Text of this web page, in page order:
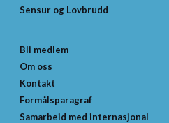
Sensur og Lovbrudd
Bli medlem
Om oss
Kontakt
Formålsparagraf
Samarbeid med internasjonal